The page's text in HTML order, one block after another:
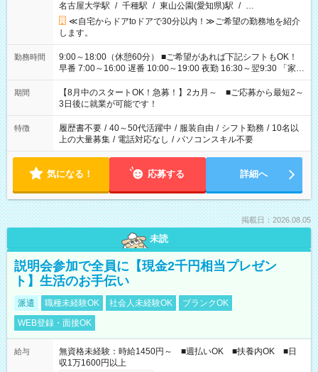
名古屋大学駅 / 千種駅 / 東山公園(愛知県)駅 / …
≪自宅からドアtoドアで30分以内！≫ご希望の勤務地を紹介
します。
勤務時間
9:00～18:00（休憩60分） ■ご希望があれば下記シフトもOK！
早番 7:00～16:00 遅番 10:00～19:00 夜勤 16:30～翌9:30 「家族
と休みを合わせたい」 「余裕を持って夕飯の準備がしたい」
「できれば残業はしたくない」 など、ご希望を教えてください
ね。 ※Wワーク希望の方へ 今ご覧のお仕事で希望する勤務時間
と、もう1つのお仕事の勤務時間。 合計で週40時間を超える場
合は応募できません。
期間
【8月中のスタートOK！急募！】2カ月～ ■ご応募から最短2～
3日後に就業が可能です！
特徴 履歴書不要 / 40～50代活躍中 / 服装自由 / シフト勤務 / 10名以
上の大量募集 / 電話対応なし / パソコンスキル不要
気になる！ 応募する 詳細へ
掲載日：2026.08.05
未読
説明会参加で全員に【現金2千円相当プレゼン
ト】生活のお手伝い
派遣 職種未経験OK 社会人未経験OK
ブランクOK
WEB登録・面接OK
給与
無資格未経験：時給1450円～ ■週払いOK ■扶養内OK ■日
収1万1600円以上